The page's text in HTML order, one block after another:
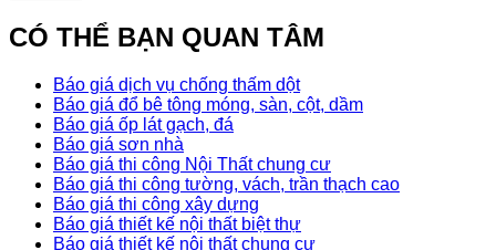
CÓ THỂ BẠN QUAN TÂM
Báo giá dịch vụ chống thấm dột
Báo giá đổ bê tông móng, sàn, cột, dầm
Báo giá ốp lát gạch, đá
Báo giá sơn nhà
Báo giá thi công Nội Thất chung cư
Báo giá thi công tường, vách, trần thạch cao
Báo giá thi công xây dựng
Báo giá thiết kế nội thất biệt thự
Báo giá thiết kế nội thất chung cư